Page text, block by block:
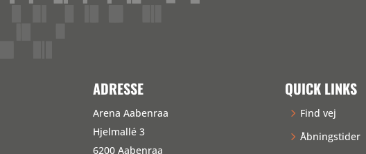
ADRESSE
Arena Aabenraa
Hjelmallé 3
6200 Aabenraa
QUICK LINKS
Find vej
Åbningstider